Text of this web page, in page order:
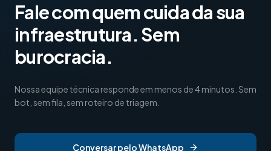
Fale com quem cuida da sua
infraestrutura. Sem
burocracia.
Nossa equipe técnica responde em menos de 4 minutos. Sem
bot, sem fila, sem roteiro de triagem.
Conversar pelo WhatsApp